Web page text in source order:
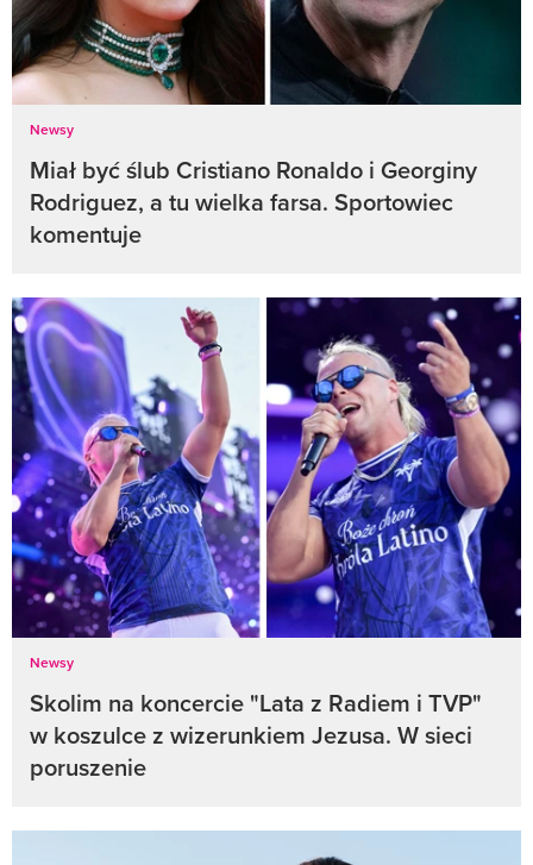
Newsy
Miał być ślub Cristiano Ronaldo i Georginy
Rodriguez, a tu wielka farsa. Sportowiec
komentuje
Newsy
Skolim na koncercie "Lata z Radiem i TVP"
w koszulce z wizerunkiem Jezusa. W sieci
poruszenie